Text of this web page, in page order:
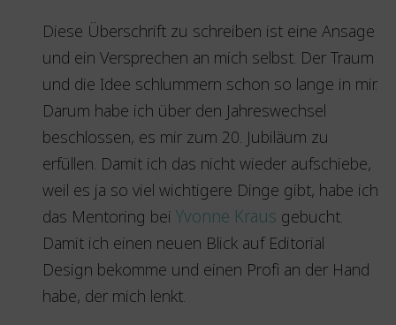
Diese Überschrift zu schreiben ist eine Ansage
und ein Versprechen an mich selbst. Der Traum
und die Idee schlummern schon so lange in mir.
Darum habe ich über den Jahreswechsel
beschlossen, es mir zum 20. Jubiläum zu
erfüllen. Damit ich das nicht wieder aufschiebe,
weil es ja so viel wichtigere Dinge gibt, habe ich
das Mentoring bei Yvonne Kraus gebucht.
Damit ich einen neuen Blick auf Editorial
Design bekomme und einen Profi an der Hand
habe, der mich lenkt.